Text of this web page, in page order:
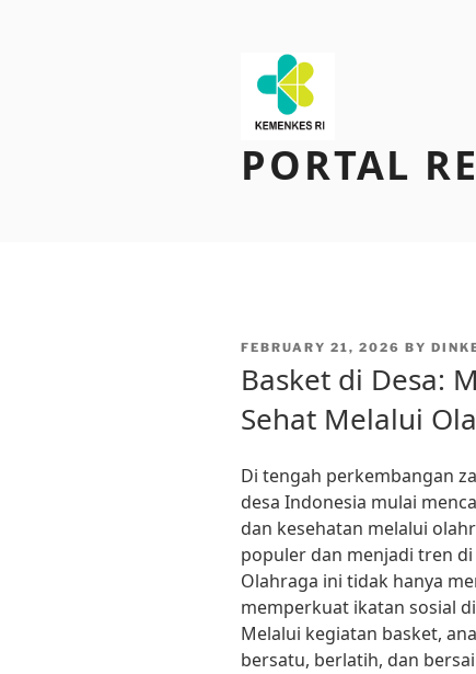
PORTAL
POSTED
FEBRUARY 21, 2026 BY
Basket di Desa:
Sehat Melalui
Di tengah perkembangan
desa Indonesia mulai
dan kesehatan melalui
populer dan menjadi tren
Olahraga ini tidak hanya
memperkuat ikatan sosial
Melalui kegiatan basket,
bersatu, berlatih, dan